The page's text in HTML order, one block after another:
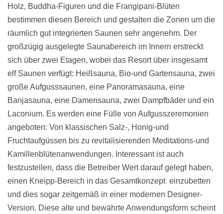
Holz, Buddha-Figuren und die Frangipani-Blüten
bestimmen diesen Bereich und gestalten die Zonen um die
räumlich gut integrierten Saunen sehr angenehm. Der
großzügig ausgelegte Saunabereich im Innern erstreckt
sich über zwei Etagen, wobei das Resort über insgesamt
elf Saunen verfügt: Heißsauna, Bio-und Gartensauna, zwei
große Aufgusssaunen, eine Panoramasauna, eine
Banjasauna, eine Damensauna, zwei Dampfbäder und ein
Laconium. Es werden eine Fülle von Aufgusszeremonien
angeboten: Von klassischen Salz-, Honig-und
Fruchtaufgüssen bis zu revitalisierenden Meditations-und
Kamillenblütenanwendungen. Interessant ist auch
festzustellen, dass die Betreiber Wert darauf gelegt haben,
einen Kneipp-Bereich in das Gesamtkonzept einzubetten
und dies sogar zeitgemäß in einer modernen Designer-
Version. Diese alte und bewährte Anwendungsform scheint